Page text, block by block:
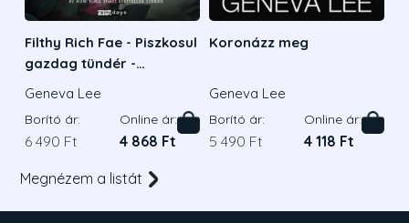
Filthy Rich Fae - Piszkosul
gazdag tündér -
Éldekorált kiadás
Geneva Lee
Borító ár:
6 490 Ft
Online ár:
4 868 Ft
Koronázz meg
Geneva Lee
Borító ár:
5 490 Ft
Online ár:
4 118 Ft
Megnézem a listát